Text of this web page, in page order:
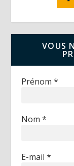
VOUS
Prénom*
Nom*
E-mail*